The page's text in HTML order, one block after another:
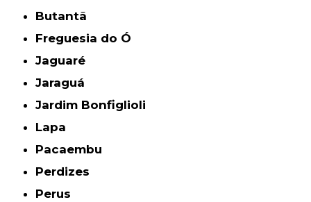
Butantã
Freguesia do Ó
Jaguaré
Jaraguá
Jardim Bonfiglioli
Lapa
Pacaembu
Perdizes
Perus